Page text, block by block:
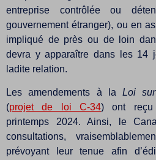
entreprise contrôlée ou
gouvernement étranger), ou en
impliqué de près ou de loin
devra y apparaître dans les 14
ladite relation.
Les amendements à laLoi
(projet de loi C-34) ont reçu
printemps 2024. Ainsi, le
consultations,
prévoyant leur tenue afin